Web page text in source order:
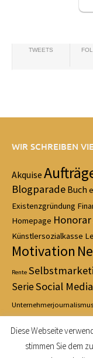
TWEETS
WIR SCHREIBEN
Akquise
Blogparade Buch
Existenzgründung
Homepage Honorar
Künstlersozialkasse
Motivation
Rente
SerieSocial Media
Unternehmerjournalismus
Diese Webseite
stimmen Sie dem